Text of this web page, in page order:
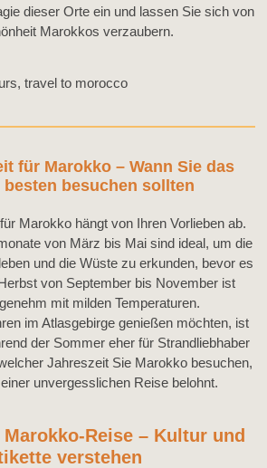
dieser Orte ein und lassen Sie sich von
Marokkos verzaubern.
für Marokko – Wann Sie das
besten besuchen sollten
Marokko hängt von Ihren Vorlieben ab.
von März bis Mai sind ideal, um die
und die Wüste zu erkunden, bevor es
von September bis November ist
mit milden Temperaturen.
im Atlasgebirge genießen möchten, ist
der Sommer eher für Strandliebhaber
Jahreszeit Sie Marokko besuchen,
unvergesslichen Reise belohnt.
Reise – Kultur und
verstehen